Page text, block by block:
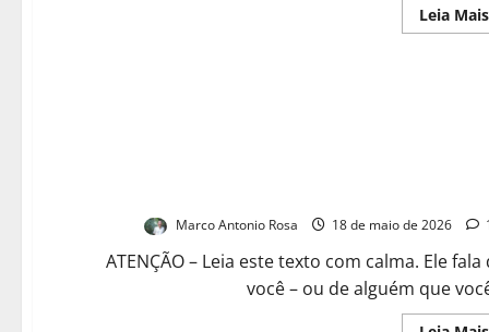
Leia Mais
Marco Antonio Rosa 18 de maio de 2026
ATENÇÃO – Leia este texto com calma. Ele fala
você – ou de alguém que